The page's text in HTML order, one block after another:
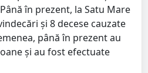
în prezent, la Satu Mare
și 8 decese cauzate
până în prezent au
și au fost efectuate